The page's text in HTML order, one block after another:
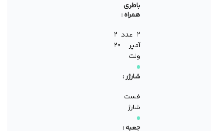
باطری
همراه :
۲ عدد ۲
آمپر ۲۰
ولت
شارژر :
فست
شارژ
جعبه :